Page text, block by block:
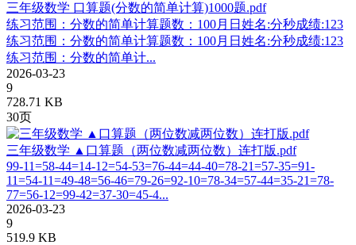
三年级数学 口算题(分数的简单计算)1000题.pdf
练习范围：分数的简单计算题数：100月日姓名:分秒成绩:123
练习范围：分数的简单计算题数：100月日姓名:分秒成绩:123
练习范围：分数的简单计...
2026-03-23
9
728.71 KB
30页
三年级数学 ▲口算题（两位数减两位数）连打版.pdf
99-11=58-44=14-12=54-53=76-44=44-40=78-21=57-35=91-
11=54-11=49-48=56-46=79-26=92-10=78-34=57-44=35-21=78-
77=56-12=99-42=37-30=45-4...
2026-03-23
9
519.9 KB